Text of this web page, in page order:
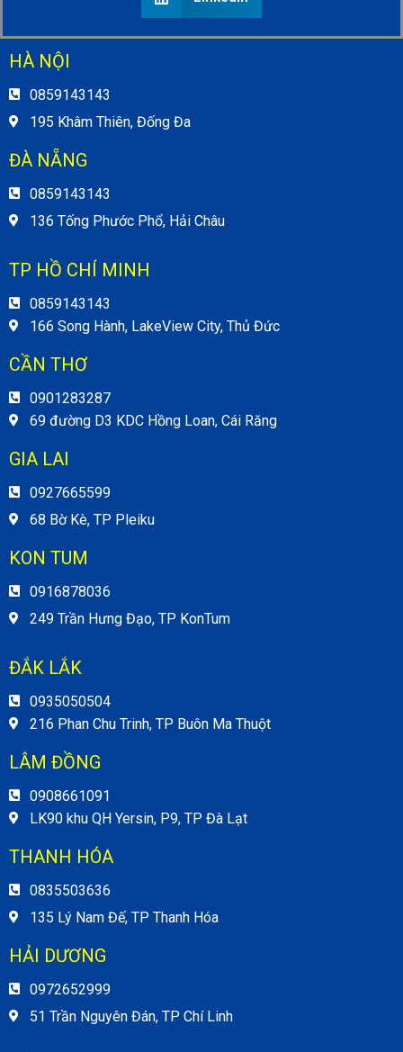
HÀ NỘI
0859143143
195 Khâm Thiên, Đống Đa
ĐÀ NẴNG
0859143143
136 Tống Phước Phổ, Hải Châu
TP HỒ CHÍ MINH
0859143143
166 Song Hành, LakeView City, Thủ Đức
CẦN THƠ
0901283287
69 đường D3 KDC Hồng Loan, Cái Răng
GIA LAI
0927665599
68 Bờ Kè, TP Pleiku
KON TUM
0916878036
249 Trần Hưng Đạo, TP KonTum
ĐẮK LẮK
0935050504
216 Phan Chu Trinh, TP Buôn Ma Thuột
LÂM ĐỒNG
0908661091
LK90 khu QH Yersin, P9, TP Đà Lạt
THANH HÓA
0835503636
135 Lý Nam Đế, TP Thanh Hóa
HẢI DƯƠNG
0972652999
51 Trần Nguyên Đán, TP Chí Linh